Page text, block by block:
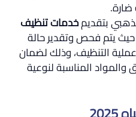
ضارة.
بتقديمخدمات تنظيف
يتم فحص وتقدير حالة
التنظيف، وذلك لضمان
المناسبة لنوعية